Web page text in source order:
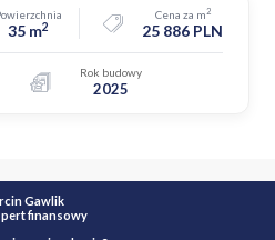
35 m2
Cena za m2
25 886 PLN
Rok budowy
2025
Gawlik
finansowy